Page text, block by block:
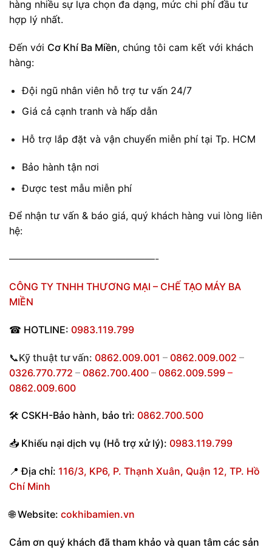
hàng nhiều sự lựa chọn đa dạng, mức chi phí đầu tư
hợp lý nhất.
Đến với Cơ Khí Ba Miền, chúng tôi cam kết với khách
hàng:
Đội ngũ nhân viên hỗ trợ tư vấn 24/7
Giá cả cạnh tranh và hấp dẫn
Hỗ trợ lắp đặt và vận chuyển miễn phí tại Tp. HCM
Bảo hành tận nơi
Được test mẫu miễn phí
Để nhận tư vấn & báo giá, quý khách hàng vui lòng liên
hệ:
———————————————-
CÔNG TY TNHH THƯƠNG MẠI – CHẾ TẠO MÁY BA
MIỀN
☎ HOTLINE: 0983.119.799
📞Kỹ thuật tư vấn: 0862.009.001 – 0862.009.002 –
0326.770.772 – 0862.700.400 – 0862.009.599 –
0862.009.600
🛠 CSKH-Bảo hành, bảo trì: 0862.700.500
📥 Khiếu nại dịch vụ (Hỗ trợ xử lý): 0983.119.799
📍 Địa chỉ: 116/3, KP6, P. Thạnh Xuân, Quận 12, TP. Hồ
Chí Minh
🌐Website: cokhibamien.vn
Cảm ơn quý khách đã tham khảo và quan tâm các sản